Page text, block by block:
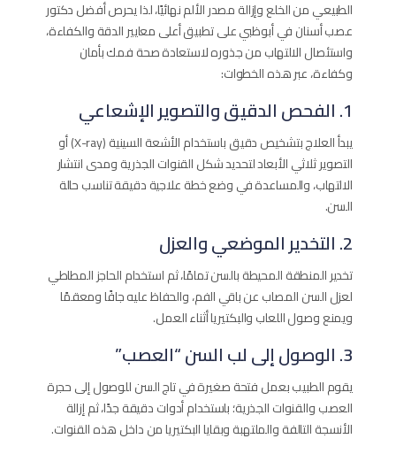
الطبيعي من الخلع وإزالة مصدر الألم نهائيًا، لذا يحرص أفضل دكتور
عصب أسنان في أبوظبي على تطبيق أعلى معايير الدقة والكفاءة،
واستئصال الالتهاب من جذوره لاستعادة صحة فمك بأمان
وكفاءة، عبر هذه الخطوات:
1. الفحص الدقيق والتصوير الإشعاعي
يبدأ العلاج بتشخيص دقيق باستخدام الأشعة السينية (X-ray) أو
التصوير ثلاثي الأبعاد لتحديد شكل القنوات الجذرية ومدى انتشار
الالتهاب، والمساعدة في وضع خطة علاجية دقيقة تناسب حالة
السن.
2. التخدير الموضعي والعزل
تخدير المنطقة المحيطة بالسن تمامًا، ثم استخدام الحاجز المطاطي
لعزل السن المصاب عن باقي الفم، والحفاظ عليه جافًا ومعقمًا
ويمنع وصول اللعاب والبكتيريا أثناء العمل.
3. الوصول إلى لب السن “العصب”
يقوم الطبيب بعمل فتحة صغيرة في تاج السن للوصول إلى حجرة
العصب والقنوات الجذرية؛ باستخدام أدوات دقيقة جدًا، ثم إزالة
الأنسجة التالفة والملتهبة وبقايا البكتيريا من داخل هذه القنوات.